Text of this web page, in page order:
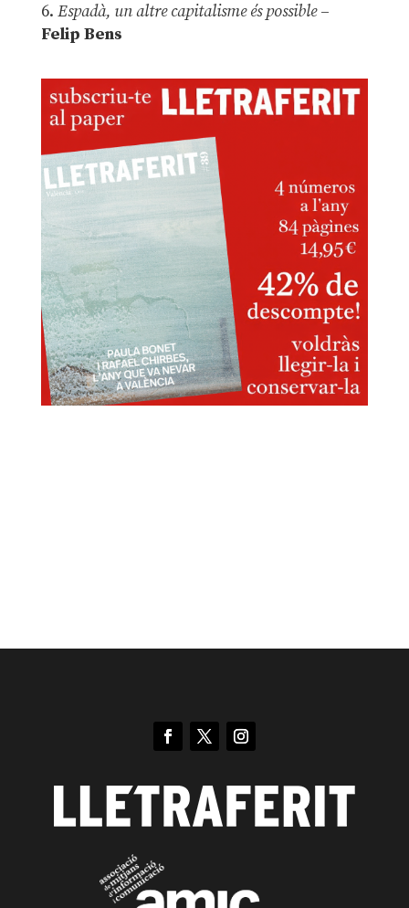
6. Espadà, un altre capitalisme és possible –
Felip Bens